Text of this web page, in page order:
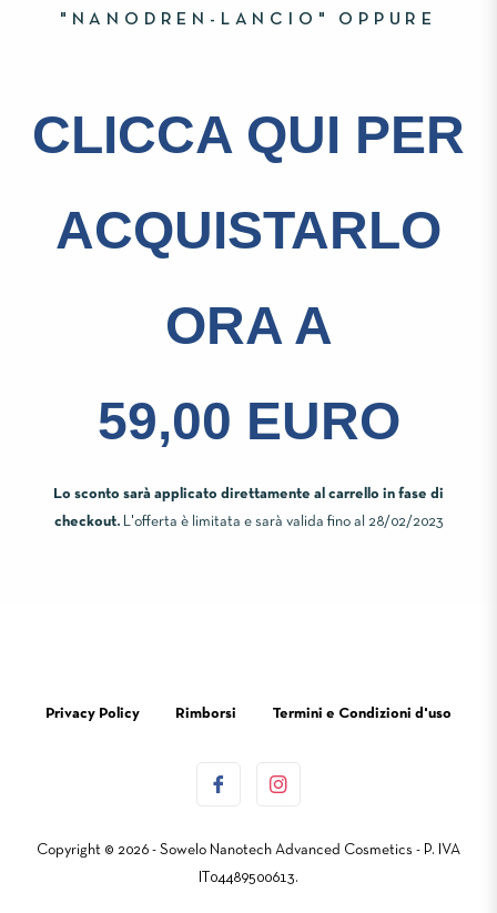
"NANODREN-LANCIO" OPPURE
CLICCA QUI PER
ACQUISTARLO
ORA A
59,00 EURO
Lo sconto sarà applicato direttamente al carrello in fase di
checkout.L'offerta è limitata e sarà valida fino al 28/02/2023
Privacy Policy Rimborsi Termini e Condizioni d'uso
Copyright © 2026 - Sowelo Nanotech Advanced Cosmetics - P. IVA
IT04489500613.